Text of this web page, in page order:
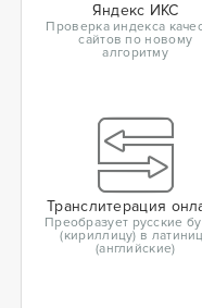
Яндекс ИКС
Проверка индекса
сайтов по новому
алгоритму
Транслитерация
Преобразует русские
(кириллицу) в
(английские)